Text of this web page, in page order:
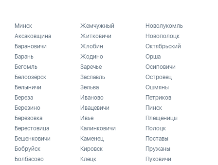
Минск
Аксаковщина
Барановичи
Барань
Бегомль
Белоозёрск
Белыничи
Береза
Березино
Березовка
Берестовица
Бешенковичи
Бобруйск
Болбасово
Жемчужный
Житковичи
Жлобин
Жодино
Заречье
Заславль
Зельва
Иваново
Ивацевичи
Ивье
Калинковичи
Каменец
Кировск
Клецк
Новолукомль
Новополоцк
Октябрьский
Орша
Осиповичи
Островец
Ошмяны
Петриков
Пинск
Плещеницы
Полоцк
Поставы
Пружаны
Пуховичи